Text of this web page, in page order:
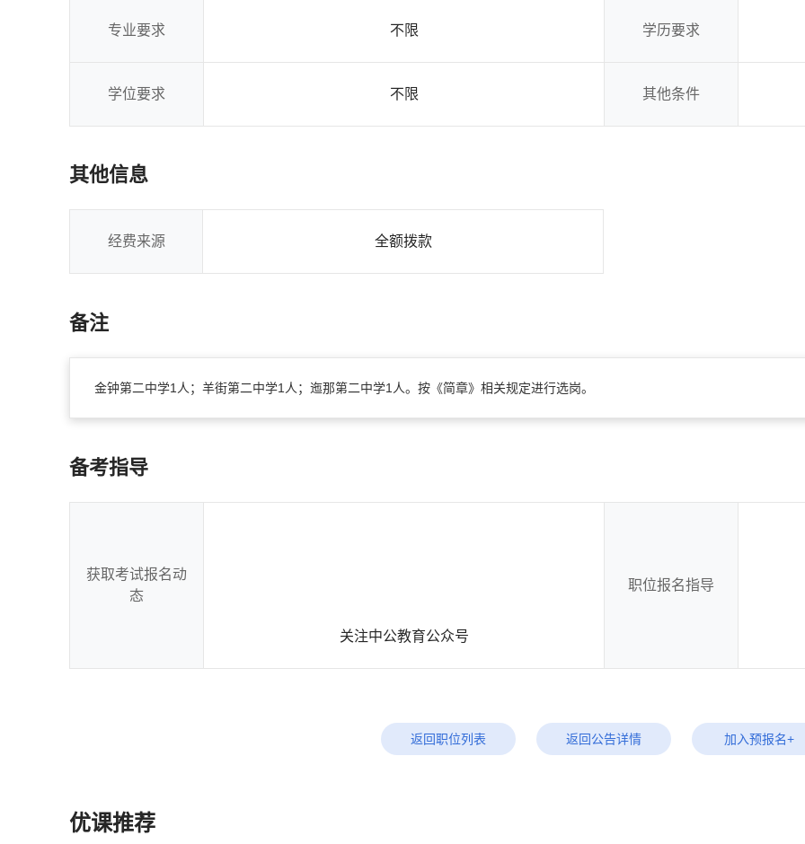
专业要求 不限 学历要求
学位要求 不限 其他条件
其他信息
经费来源 全额拨款
备注
金钟第二中学1人；羊街第二中学1人；迤那第二中学1人。按《简章》相关规定进行选岗。
备考指导
获取考试报名动
态
关注中公教育公众号
职位报名指导
返回职位列表 返回公告详情 加入预报名+
优课推荐